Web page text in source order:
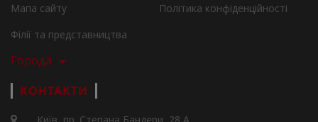
Мапа сайту
Політика конфіденційності
Філії та представництва
Города
КОНТАКТИ